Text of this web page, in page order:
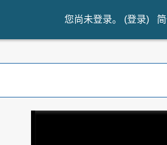
您尚未登录。 (登录)